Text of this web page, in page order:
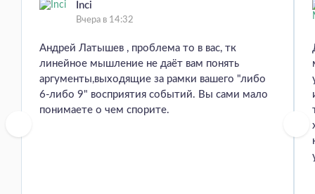
Inci
Вчера в 14:32
Андрей Латышев , проблема то в вас, тк
линейное мышление не даёт вам понять
аргументы,выходящие за рамки вашего "либо
6-либо 9" восприятия событий. Вы сами мало
понимаете о чем спорите.